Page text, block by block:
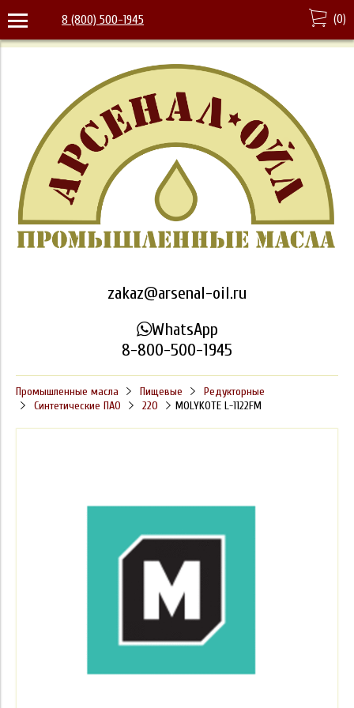
8 (800) 500-1945 (0)
zakaz@arsenal-oil.ru
WhatsApp
8-800-500-1945
Промышленные масла Пищевые
Редукторные
Синтетические ПАО
220 MOLYKOTE L-1122FM